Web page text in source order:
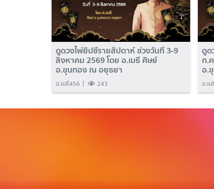
ดูดวงไพ่ยิปซีรายสัปดาห์ ช่วงวันที่ 3-9
สิงหาคม 2569 โดย อ.เมธี ศิษย์
อ.ขุนทอง ณ อยุธยา
อ.เมธี456 243
ดูด
ก.
อ.
อ.เ